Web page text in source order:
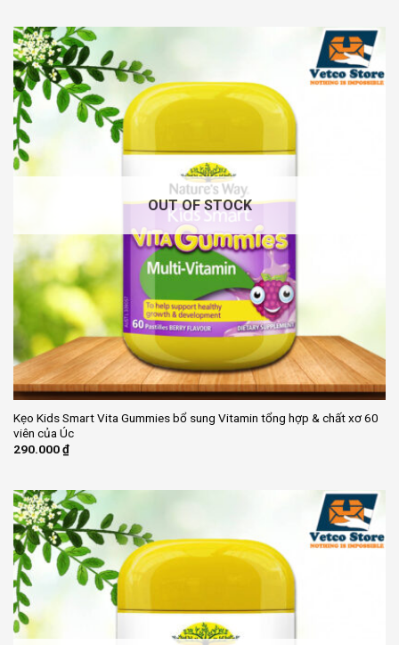
OUT OF STOCK
Kẹo Kids Smart Vita Gummies bổ sung Vitamin tổng hợp & chất xơ 60
viên của Úc
290.000₫